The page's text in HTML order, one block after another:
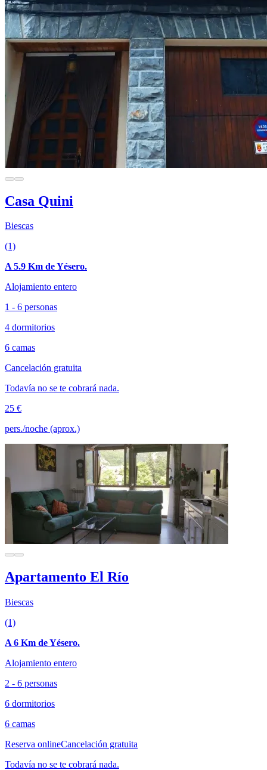
Casa Quini
Biescas
(1)
A 5.9 Km de Yésero.
Alojamiento entero
1 - 6 personas
4 dormitorios
6 camas
Cancelación gratuita
Todavía no se te cobrará nada.
25 €
pers./noche (aprox.)
Apartamento El Río
Biescas
(1)
A 6 Km de Yésero.
Alojamiento entero
2 - 6 personas
6 dormitorios
6 camas
Reserva onlineCancelación gratuita
Todavía no se te cobrará nada.